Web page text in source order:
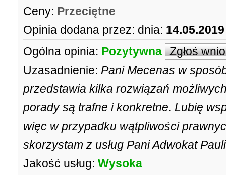
Ceny: Przeciętne
Opinia dodana przez: dnia:
Ogólna opinia: Pozytywna Zgłoś
Uzasadnienie: Pani Mecenas w
przedstawia kilka rozwiązań
porady są trafne i konkretne. Lubię
więc w przypadku wątpliwości
skorzystam z usług Pani Adwokat
Jakość usług: Wysoka